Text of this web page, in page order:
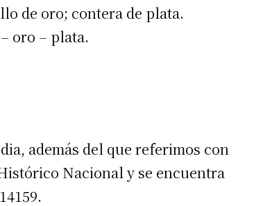
de oro; contera de plata.
oro – plata.
además del que referimos con
Nacional y se encuentra